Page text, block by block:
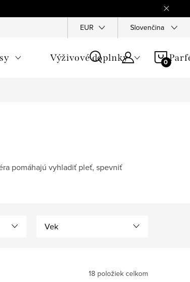
Ochrana osobních údajů Všeobecné
EUR Slovenčina
Výživové doplnky
pomáhajú vyhladiť pleť, spevniť
Vek
18 položiek celkom